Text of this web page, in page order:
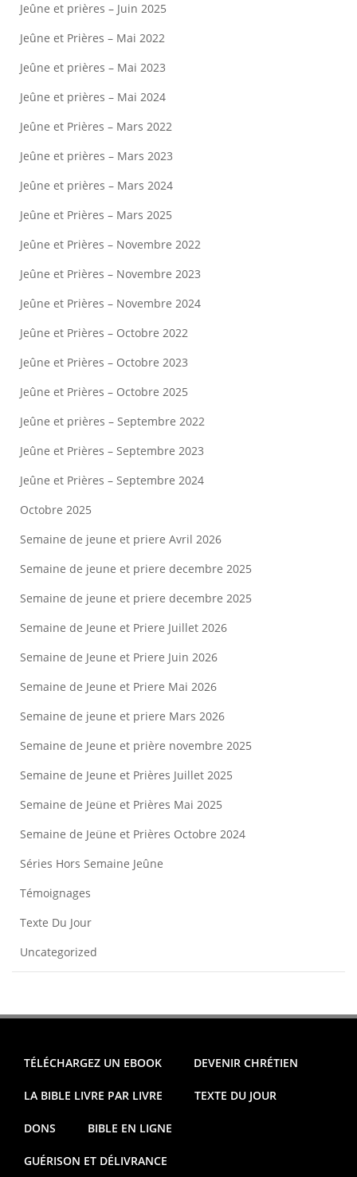
Jeûne et prières – Juin 2025
Jeûne et Prières – Mai 2022
Jeûne et prières – Mai 2023
Jeûne et prières – Mai 2024
Jeûne et Prières – Mars 2022
Jeûne et prières – Mars 2023
Jeûne et prières – Mars 2024
Jeûne et Prières – Mars 2025
Jeûne et Prières – Novembre 2022
Jeûne et Prières – Novembre 2023
Jeûne et Prières – Novembre 2024
Jeûne et Prières – Octobre 2022
Jeûne et Prières – Octobre 2023
Jeûne et Prières – Octobre 2025
Jeûne et prières – Septembre 2022
Jeûne et Prières – Septembre 2023
Jeûne et Prières – Septembre 2024
Octobre 2025
Semaine de jeune et priere Avril 2026
Semaine de jeune et priere decembre 2025
Semaine de jeune et priere decembre 2025
Semaine de Jeune et Priere Juillet 2026
Semaine de Jeune et Priere Juin 2026
Semaine de Jeune et Priere Mai 2026
Semaine de jeune et priere Mars 2026
Semaine de Jeune et prière novembre 2025
Semaine de Jeune et Prières Juillet 2025
Semaine de Jeüne et Prières Mai 2025
Semaine de Jeüne et Prières Octobre 2024
Séries Hors Semaine Jeûne
Témoignages
Texte Du Jour
Uncategorized
TÉLÉCHARGEZ UN EBOOK DEVENIR CHRÉTIEN
LA BIBLE LIVRE PAR LIVRE TEXTE DU JOUR
DONS BIBLE EN LIGNE
GUÉRISON ET DÉLIVRANCE